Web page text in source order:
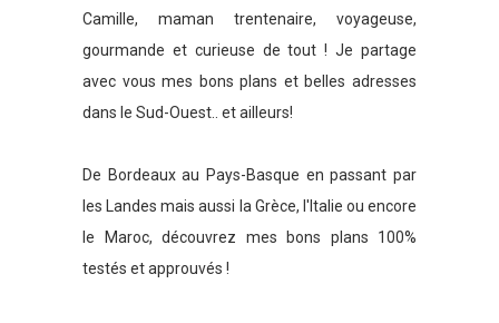
Camille, maman trentenaire, voyageuse,
gourmande et curieuse de tout ! Je partage
avec vous mes bons plans et belles adresses
dans le Sud-Ouest.. et ailleurs!
De Bordeaux au Pays-Basque en passant par
les Landes mais aussi la Grèce, l'Italie ou encore
le Maroc, découvrez mes bons plans 100%
testés et approuvés !